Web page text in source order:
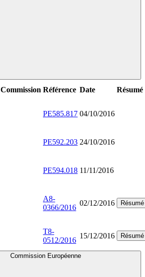
Commission Référence Date
Résumé
PE585.817 04/10/2016
PE592.203 24/10/2016
PE594.018 11/11/2016
A8-
0366/2016
02/12/2016 Résumé
T8-
0512/2016
15/12/2016 Résumé
Commission Européenne